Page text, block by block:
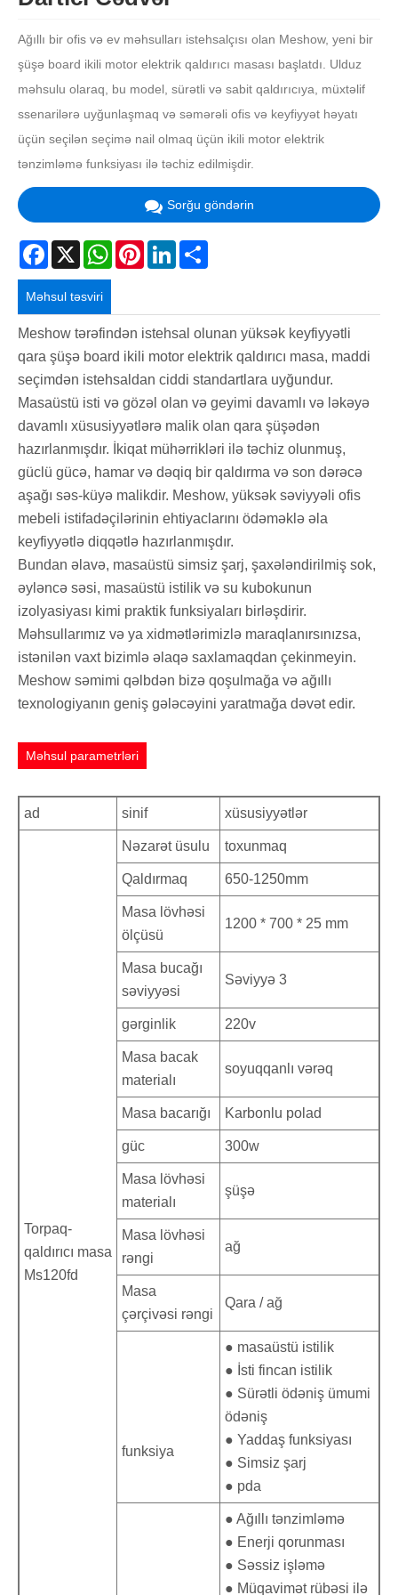
Ağıllı bir ofis və ev məhsulları istehsalçısı olan Meshow, yeni bir
şüşə board ikili motor elektrik qaldırıcı masası başlatdı. Ulduz
məhsulu olaraq, bu model, sürətli və sabit qaldırıcıya, müxtəlif
ssenarilərə uyğunlaşmaq və səmərəli ofis və keyfiyyət həyatı
üçün seçilən seçimə nail olmaq üçün ikili motor elektrik
tənzimləmə funksiyası ilə təchiz edilmişdir.
Sorğu göndərin
Facebook
X WhatsAppPinterestLinkedIn
Məhsul təsviri
Meshow tərəfindən istehsal olunan yüksək keyfiyyətli
qara şüşə board ikili motor elektrik qaldırıcı masa, maddi
seçimdən istehsaldan ciddi standartlara uyğundur.
Masaüstü isti və gözəl olan və geyimi davamlı və ləkəyə
davamlı xüsusiyyətlərə malik olan qara şüşədən
hazırlanmışdır. İkiqat mühərrikləri ilə təchiz olunmuş,
güclü gücə, hamar və dəqiq bir qaldırma və son dərəcə
aşağı səs-küyə malikdir. Meshow, yüksək səviyyəli ofis
mebeli istifadəçilərinin ehtiyaclarını ödəməklə əla
keyfiyyətlə diqqətlə hazırlanmışdır.
Bundan əlavə, masaüstü simsiz şarj, şaxələndirilmiş sok,
əyləncə səsi, masaüstü istilik və su kubokunun
izolyasiyası kimi praktik funksiyaları birləşdirir.
Məhsullarımız və ya xidmətlərimizlə maraqlanırsınızsa,
istənilən vaxt bizimlə əlaqə saxlamaqdan çekinmeyin.
Meshow səmimi qəlbdən bizə qoşulmağa və ağıllı
texnologiyanın geniş gələcəyini yaratmağa dəvət edir.
Məhsul parametrləri
ad sinif xüsusiyyətlər
Torpaq-
qaldırıcı masa
Ms120fd
Nəzarət üsulu toxunmaq
Qaldırmaq 650-1250mm
Masa lövhəsi
ölçüsü
1200 * 700 * 25 mm
Masa bucağı
səviyyəsi
Səviyyə 3
gərginlik 220v
Masa bacak
materialı
soyuqqanlı vərəq
Masa bacarığı Karbonlu polad
güc 300w
Masa lövhəsi
materialı
şüşə
Masa lövhəsi
rəngi
ağ
Masa
çərçivəsi rəngi
Qara / ağ
funksiya
● masaüstü istilik
● İsti fincan istilik
● Sürətli ödəniş ümumi
ödəniş
● Yaddaş funksiyası
● Simsiz şarj
● pda
● Ağıllı tənzimləmə
● Enerji qorunması
● Səssiz işləmə
● Müqavimət rübəsi ilə